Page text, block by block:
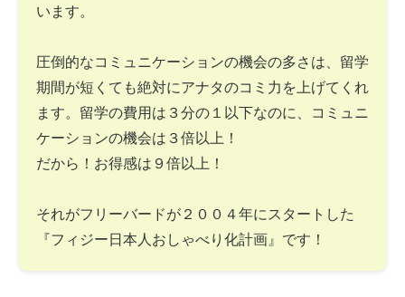
います。
圧倒的なコミュニケーションの機会の多さは、留学
期間が短くても絶対にアナタのコミ力を上げてくれ
ます。留学の費用は３分の１以下なのに、コミュニ
ケーションの機会は３倍以上！
だから！お得感は９倍以上！
それがフリーバードが２００４年にスタートした
『フィジー日本人おしゃべり化計画』です！